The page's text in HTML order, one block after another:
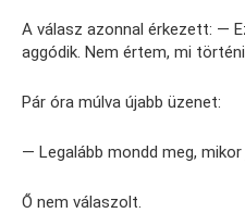
A válasz azonnal érkezett: —
aggódik. Nem értem, mi
Pár óra múlva újabb üzenet:
— Legalább mondd meg,
Ő nem válaszolt.